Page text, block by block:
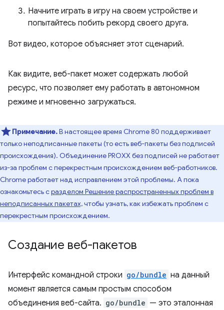
Начните играть в игру на своем устройстве и
попытайтесь побить рекорд своего друга.
Вот видео, которое объясняет этот сценарий.
Как видите, веб-пакет может содержать любой
ресурс, что позволяет ему работать в автономном
режиме и мгновенно загружаться.
Примечание.В настоящее время Chrome 80 поддерживает
только неподписанные пакеты (то есть веб-пакеты без подписей
происхождения). Объединение PROXX без подписей не работает
из-за проблем с перекрестным происхождением веб-работников.
Chrome работает над исправлением этой проблемы. А пока
ознакомьтесь сразделом Решение распространенных проблем в
неподписанных пакетах,чтобы узнать, как избежать проблем с
перекрестным происхождением.
Создание веб-пакетов
Интерфейс командной строки go/bundle на данный
момент является самым простым способом
объединения веб-сайта. go/bundle — это эталонная